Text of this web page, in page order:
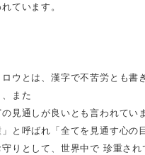
ています。
ウとは、漢字で不苦労とも書
また
見通しが良いとも言われてい
と呼ばれ「全てを見通す心
りとして、世界中で 珍重さ